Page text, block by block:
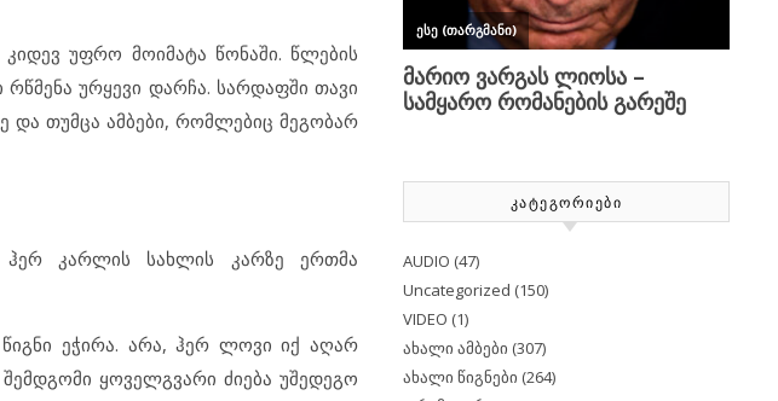
უფრო მოიმატა წონაში. წლების
რწმენა ურყევი დარჩა. სარდაფში თავი
თუმცა ამბები, რომლებიც მეგობარ
ჰერ კარლის სახლის კარზე ერთმა
ეჭირა. არა, ჰერ ლოვი იქ აღარ
ყოველგვარი ძიება უშედეგო
ᲙᲐᲢᲔᲒᲝᲠᲘᲔᲑᲘ
AUDIO (47)
Uncategorized (150)
VIDEO (1)
ახალი ამბები (307)
ახალი წიგნები (264)